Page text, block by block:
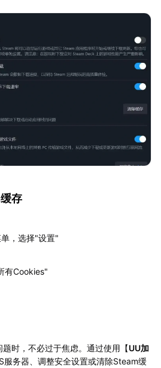
存
，选择"设置"
有Cookies"
时，不必过于焦虑。通过使用【UU加
服务器、调整安全设置或清除Steam缓